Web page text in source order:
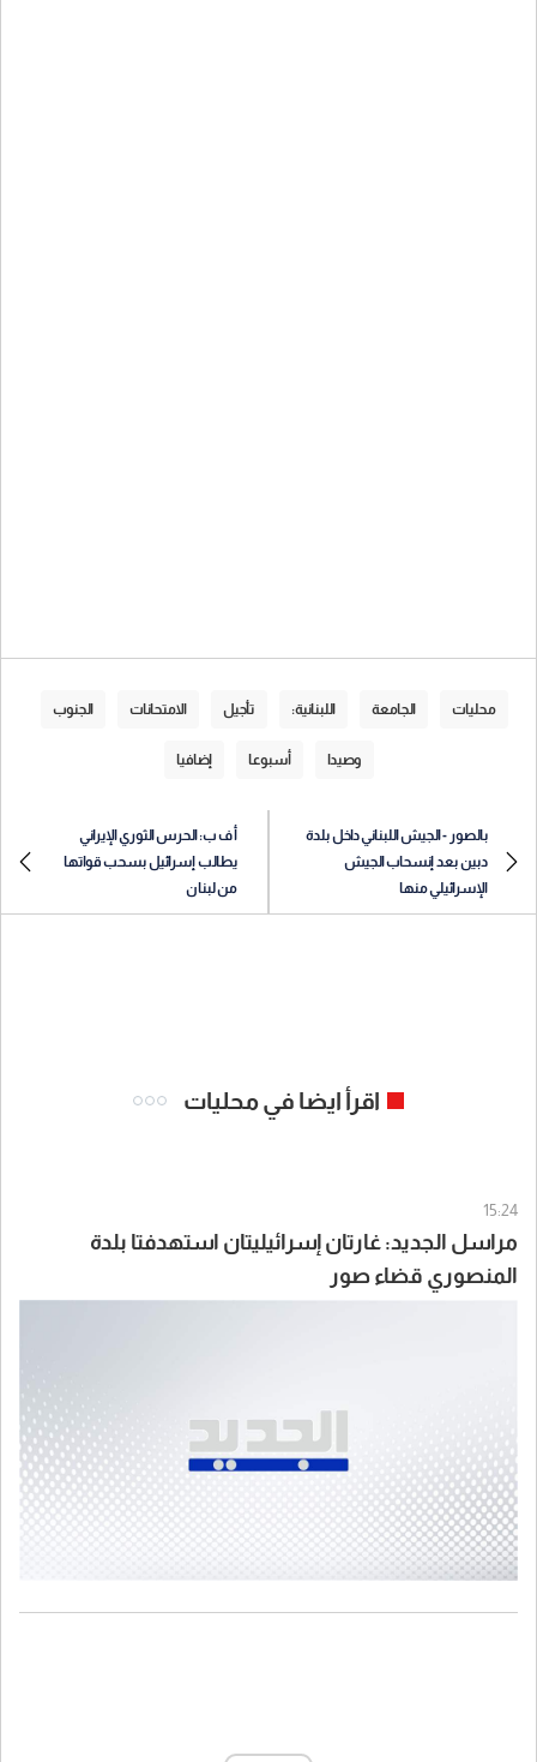
محليات الجامعة اللبنانية: تأجيل الامتحانات الجنوب
وصيدا أسبوعا إضافيا
بالصور - الجيش اللبناني داخل بلدة
دبين بعد إنسحاب الجيش
الإسرائيلي منها
أ ف ب: الحرس الثوري الإيراني
يطالب إسرائيل بسحب قواتها
من لبنان
اقرأ ايضا في محليات
15:24
مراسل الجديد: غارتان إسرائيليتان استهدفتا بلدة
المنصوري قضاء صور